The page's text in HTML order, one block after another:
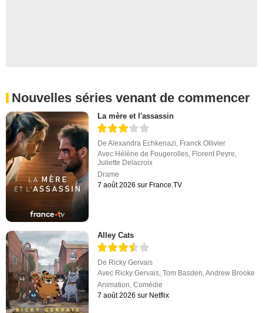
Nouvelles séries venant de commencer
La mère et l'assassin
DeAlexandra Echkenazi Franck Ollivier
Avec Hélène de Fougerolles Florent Peyre
Juliette Delacroix
Drame
7 août 2026 sur France.TV
Alley Cats
De Ricky Gervais
Avec Ricky Gervais,Tom Basden,Andrew Brooke
Animation,Comédie
7 août 2026 sur Netflix